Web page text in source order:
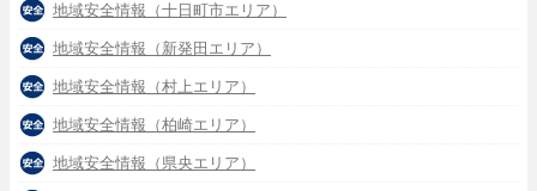
地域安全情報（十日町市エリア）
地域安全情報（新発田エリア）
地域安全情報（村上エリア）
地域安全情報（柏崎エリア）
地域安全情報（県央エリア）